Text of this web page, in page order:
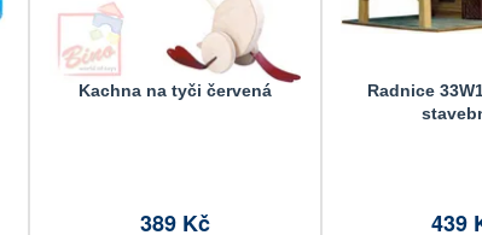
Kachna na tyči červená
389 Kč
Radnice
439